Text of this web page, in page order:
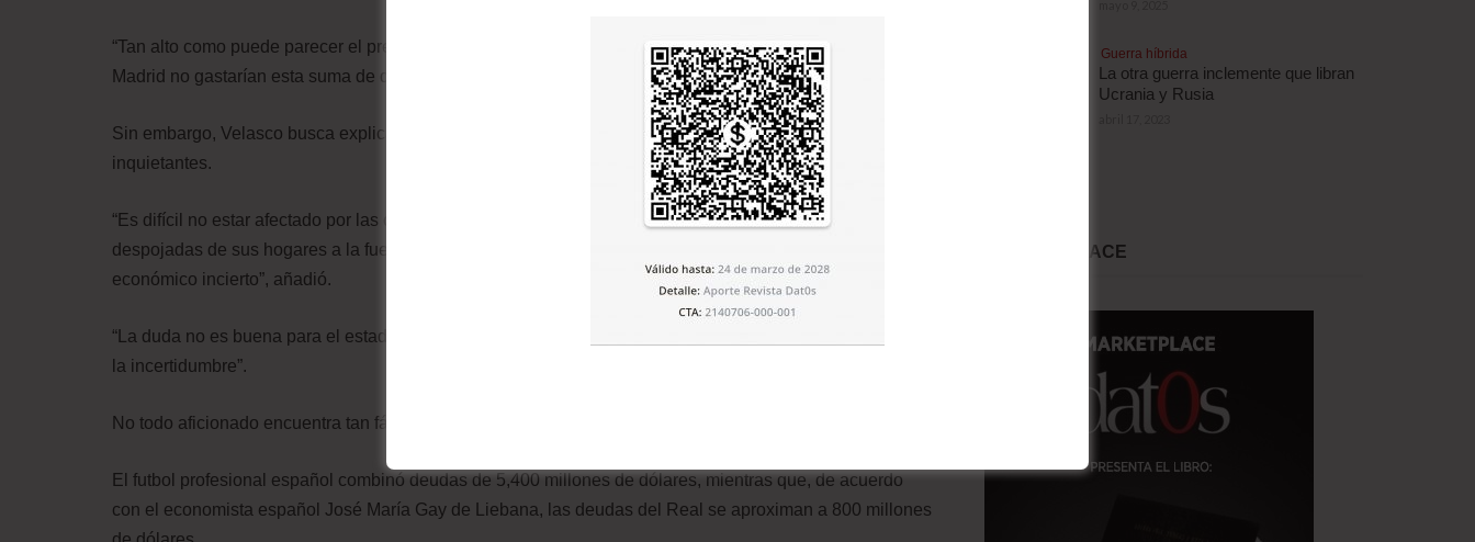
“Tan alto como puede parecer el precio, estoy seguro de que quienes tomaron la decisión en el Real
Madrid no gastarían esta suma de dinero sin estar seguros de que hay un regreso en la inversión.
Sin embargo, Velasco busca explicar cómo los españoles se han tenido que ajustar a vivir en momentos
inquietantes.
“Es difícil no estar afectado por las cosas; uno no puede evitar conmoverse por las familias que son
despojadas de sus hogares a la fuerza, familiares y amigos despedidos, recortes sociales y un futuro
económico incierto”, añadió.
“La duda no es buena para el estado de ánimo general pero hemos aprendido y aprendemos a enfrentar a
la incertidumbre”.
No todo aficionado encuentra tan fácil hacerse de la vista gorda por los excesos del futbol.
El futbol profesional español combinó deudas de 5,400 millones de dólares, mientras que, de acuerdo
con el economista español José María Gay de Liebana, las deudas del Real se aproximan a 800 millones
Guerra híbrida
La otra guerra inclemente que libran
Ucrania y Rusia
MARKET PLACE